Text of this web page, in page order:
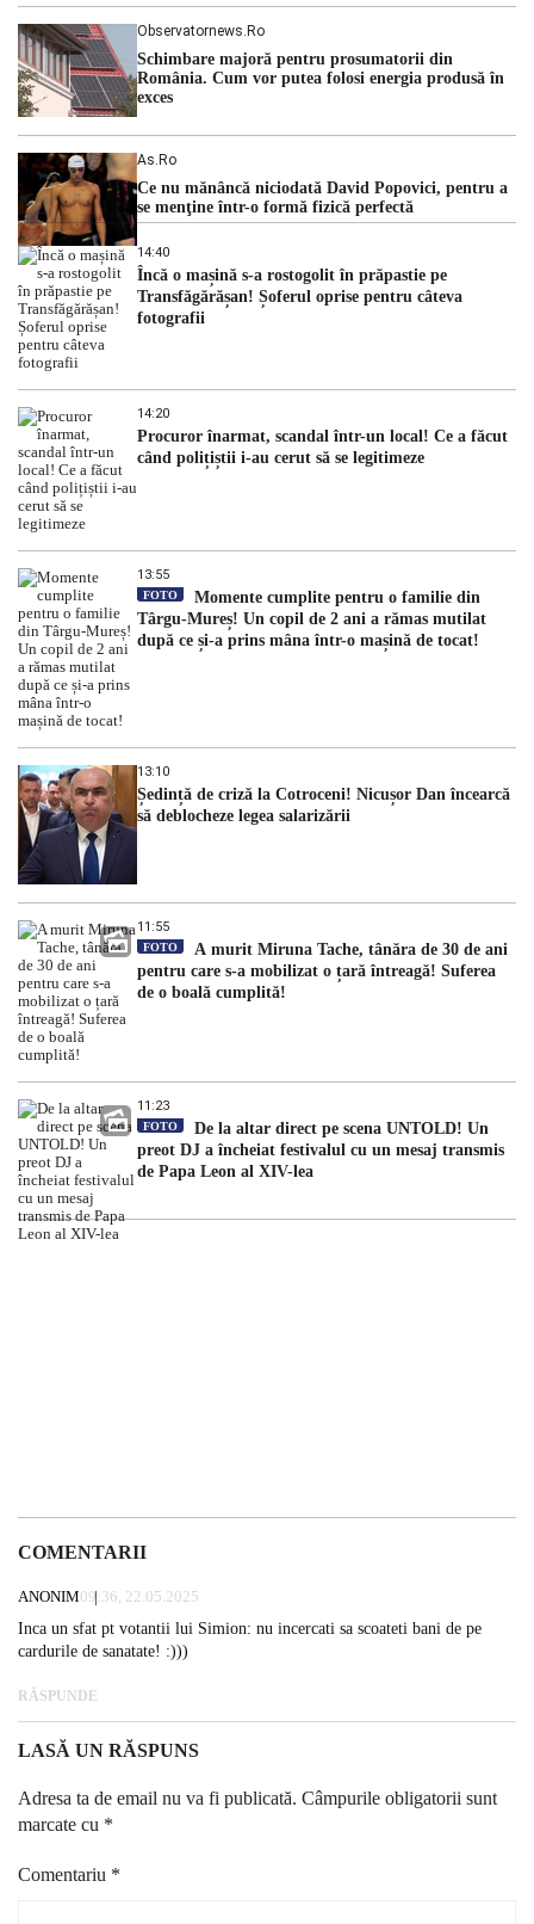
Observatornews.ro
Schimbare majoră pentru prosumatorii din
România. Cum vor putea folosi energia produsă în
exces
As.ro
Ce nu mănâncă niciodată David Popovici, pentru a
se menţine într-o formă fizică perfectă
14:40
Încă o mașină s-a rostogolit în prăpastie pe
Transfăgărășan! Șoferul oprise pentru câteva
fotografii
14:20
Procuror înarmat, scandal într-un local! Ce a făcut
când polițiștii i-au cerut să se legitimeze
13:55
FOTO
Momente cumplite pentru o familie din
Târgu-Mureș! Un copil de 2 ani a rămas mutilat
după ce și-a prins mâna într-o mașină de tocat!
13:10
Ședință de criză la Cotroceni! Nicușor Dan încearcă
să deblocheze legea salarizării
11:55
FOTO
A murit Miruna Tache, tânăra de 30 de ani
pentru care s-a mobilizat o țară întreagă! Suferea
de o boală cumplită!
11:23
FOTO
De la altar direct pe scena UNTOLD! Un
preot DJ a încheiat festivalul cu un mesaj transmis
de Papa Leon al XIV-lea
COMENTARII
ANONIM09:36, 22.05.2025
Inca un sfat pt votantii lui Simion: nu incercati sa scoateti bani de pe
cardurile de sanatate! :)))
RĂSPUNDE
LASĂ UN RĂSPUNS
Adresa ta de email nu va fi publicată. Câmpurile obligatorii sunt
marcate cu *
Comentariu *